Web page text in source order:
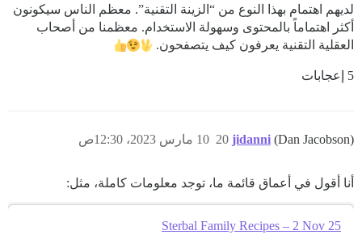
لديهم اهتمام بهذا النوع من “الزينة التقنية”. معظم الناس سيكونون
أكثر اهتماماً بالمحتوى وسهولة الاستخدام. معظمنا من أصحاب
العقلية التقنية يعرفون كيف يتصفحون.
5 إعجابات
jidanni (Dan Jacobson) 10 مارس 2023، 12:30ص 20
أنا أقول في أعماق قائمة ما، توجد معلومات كاملة، مثل:
Sterbal Family Recipes – 2 Nov 25